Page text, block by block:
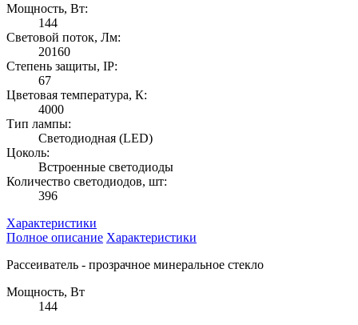
Мощность, Вт:
144
Световой поток, Лм:
20160
Степень защиты, IP:
67
Цветовая температура, К:
4000
Тип лампы:
Светодиодная (LED)
Цоколь:
Встроенные светодиоды
Количество светодиодов, шт:
396
Характеристики
Полное описание Характеристики
Рассеиватель - прозрачное минеральное стекло
Мощность, Вт
144